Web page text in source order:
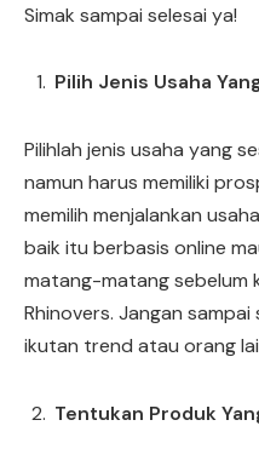
Simak sampai selesai ya!
Pilih Jenis Usaha
Pilihlah jenis usaha yang
namun harus memiliki
memilih menjalankan
baik itu berbasis online
matang-matang sebelum
Rhinovers. Jangan
ikutan trend atau orang
Tentukan Produk